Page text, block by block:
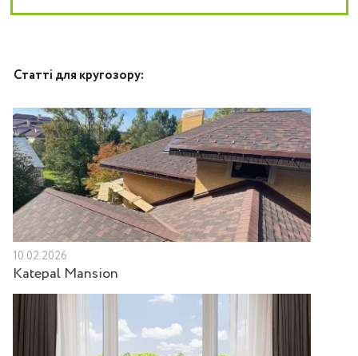
Статті для кругозору:
10.02.2026
Katepal Mansion